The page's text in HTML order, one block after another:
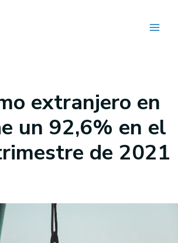
extranjero en
un 92,6% en el
de 2021